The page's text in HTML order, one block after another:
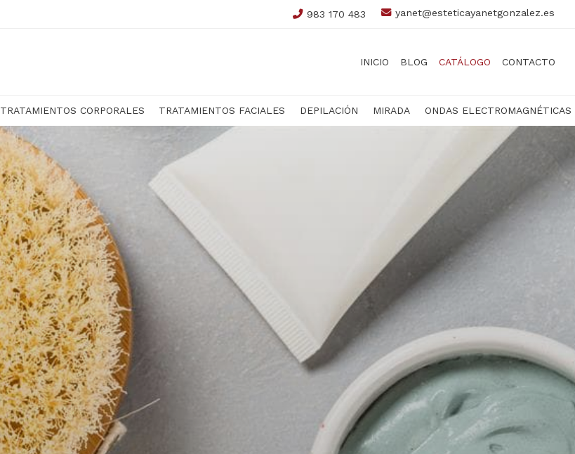
983 170 483 yanet@esteticayanetgonzalez.es
INICIO BLOG CATÁLOGO CONTACTO
TRATAMIENTOS CORPORALES TRATAMIENTOS FACIALES DEPILACIÓN MIRADA ONDAS ELECTROMAGNÉTICAS